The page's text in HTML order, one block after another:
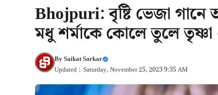
Bhojpuri: বৃষ্টি ভেজা
মধু শর্মাকে কোলে তুলে তৃষ্ণা
BySaikat Sarkar
Updated : Saturday, November 25, 2023 9:35 AM